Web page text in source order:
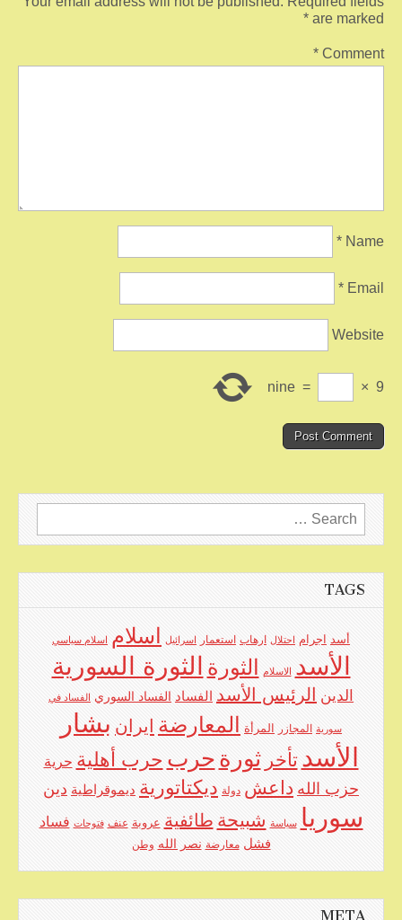
are marked
*
Comment
*
Name
*
Email
*
Website
9
×
=
nine
Search
for:
TAGS
أسد اجرام احتلال ارهاب استعمار اسرائيل اسلام اسلام سياسي
الأسد الاسلام الثورة الثورة السورية
الدين الرئيس الأسد الفساد الفساد السوري الفساد في
سورية المجازر المرأة المعارضة ايران بشار
الأسد تأخر ثورة حرب حرب أهلية حرية
حزب الله داعش دولة ديكتاتورية ديموقراطية دين
سوريا سياسة شبيحة طائفية عروبة عنف فتوحات فساد
فشل معارضة نصر الله وطن
META